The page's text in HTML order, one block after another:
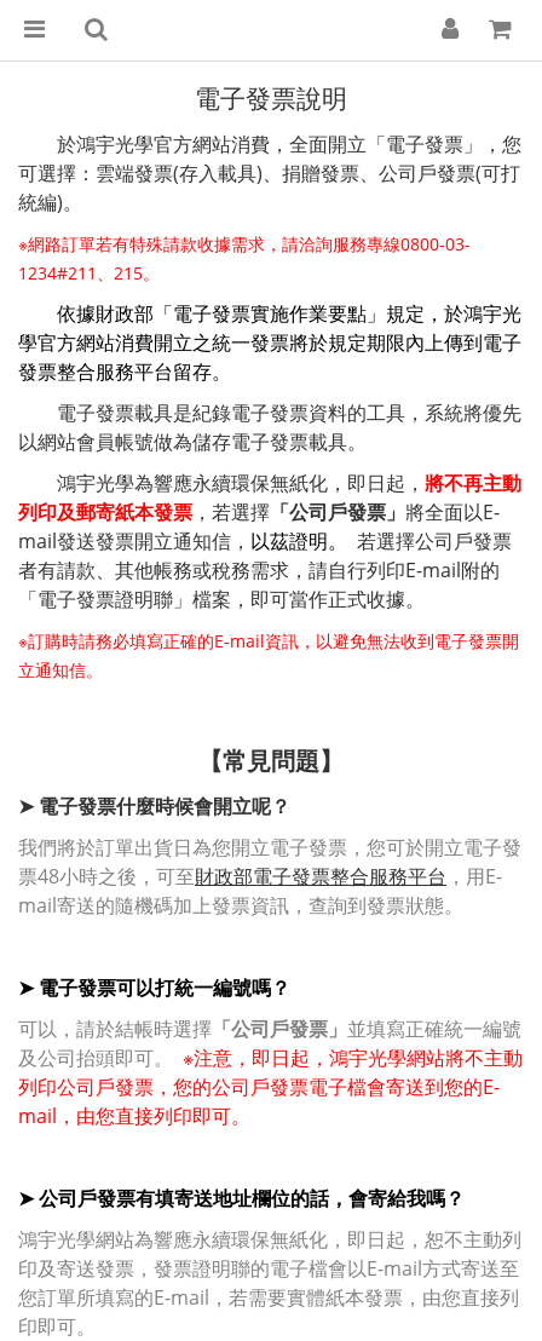
電子發票說明
於鴻宇光學官方網站消費，全面開立「電子發票」，您
可選擇：雲端發票(存入載具)、捐贈發票、公司戶發票(可打
統編)。
※網路訂單若有特殊請款收據需求，請洽詢服務專線0800-03-
1234#211、215。
依據財政部「電子發票實施作業要點」規定，於鴻宇光
學官方網站消費開立之統一發票將於規定期限內上傳到電子
發票整合服務平台留存。
電子發票載具是紀錄電子發票資料的工具，系統將優先
以網站會員帳號做為儲存電子發票載具。
鴻宇光學為響應永續環保無紙化，即日起， 將不再主動
列印及郵寄紙本發票 ，若選擇 「公司戶發票」 將全面以E-
mail發送發票開立通知信， 以茲證明。 若選擇公司戶發票
者有請款、其他帳務或稅務需求，請自行列印E-mail附的
「電子發票證明聯」檔案，即可當作正式收據。
※訂購時請務必填寫正確的E-mail資訊，以避免無法收到電子發票開
立通知信。
【常見問題】
➤ 電子發票什麼時候會開立呢？
我們將於訂單出貨日為您開立電子發票，您可於開立電子發
票48小時之後，可至財政部電子發票整合服務平台 ，用E-
mail寄送的隨機碼加上發票資訊，查詢到發票狀態。
➤ 電子發票可以打統一編號嗎？
可以，請於結帳時選擇 「公司戶發票」 並填寫正確統一編號
及公司抬頭即可。 ※注意，即日起，鴻宇光學網站將不主動
列印公司戶發票，您的公司戶發票電子檔會寄送到您的E-
mail，由您直接列印即可。
➤公司戶發票有填寄送地址欄位的話，會寄給我嗎？
鴻宇光學網站為響應永續環保無紙化，即日起，恕不主動列
印及寄送發票， 發票證明聯的電子檔會以E-mail方式寄送至
您訂單所填寫的E-mail，若需要實體紙本發票，由您直接列
印即可。